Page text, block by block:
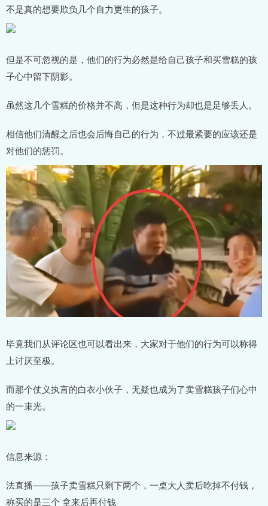
不是真的想要欺负几个自力更生的孩子。
但是不可忽视的是，他们的行为必然是给自己孩子和买雪糕的孩
子心中留下阴影。
虽然这几个雪糕的价格并不高，但是这种行为却也是足够丢人。
相信他们清醒之后也会后悔自己的行为，不过最紧要的应该还是
对他们的惩罚。
毕竟我们从评论区也可以看出来，大家对于他们的行为可以称得
上讨厌至极。
而那个仗义执言的白衣小伙子，无疑也成为了卖雪糕孩子们心中
的一束光。
信息来源：
法直播——孩子卖雪糕只剩下两个，一桌大人卖后吃掉不付钱，
称买的是三个 拿来后再付钱